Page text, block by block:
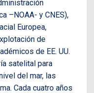
–NOAA- y CNES),
Europea,
de
de EE. UU.
satelital para
del mar, las
Cada cuatro años